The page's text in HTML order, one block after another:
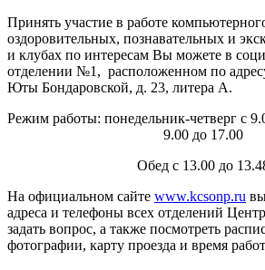
Принять участие в работе
оздоровительных, познавательных и
и клубах по интересам Вы можете в
отделении №1, расположенном по
Юты Бондаровской, д. 23, литера А.
Режим работы: понедельник-четверг с
9.00 до 17.00
Обед с 13.00 до
На официальном сайте www.kcsonp.ru
адреса и телефоны всех отделений
задать вопрос, а также посмотреть
фотографии, карту проезда и время